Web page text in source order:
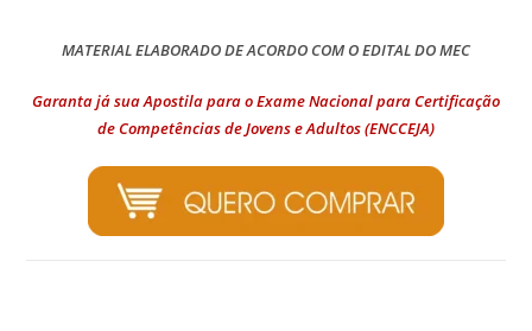
MATERIAL ELABORADO DE ACORDO COM O EDITAL DO MEC
Garanta já sua Apostila para o Exame Nacional para Certificação
de Competências de Jovens e Adultos (ENCCEJA)